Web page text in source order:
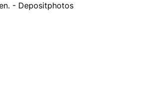
- Depositphotos